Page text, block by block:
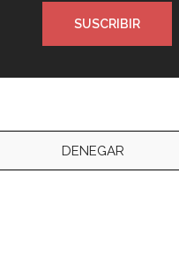
DENEGAR
condiciones